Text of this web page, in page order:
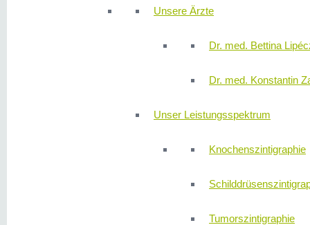
Unsere Ärzte
Dr. med. Bettina
Dr. med. Konstantin
Unser Leistungsspektrum
Knochenszintigraphie
Tumorszintigraphie